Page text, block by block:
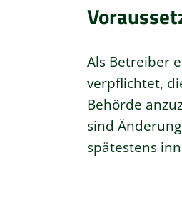
Als Betreiber
verpflichtet,
Behörde
sind
spätestens